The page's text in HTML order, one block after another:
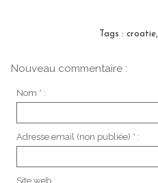
Tags : croatie,
Nouveau commentaire :
Nom * :
Adresse email (non publiée) * :
Site web :